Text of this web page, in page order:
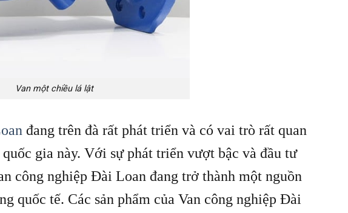
Van một chiều lá lật
đang trên đà rất phát triển và có vai trò rất quan
gia này. Với sự phát triển vượt bậc và đầu tư
công nghiệp Đài Loan đang trở thành một nguồn
quốc tế. Các sản phẩm của Van công nghiệp Đài